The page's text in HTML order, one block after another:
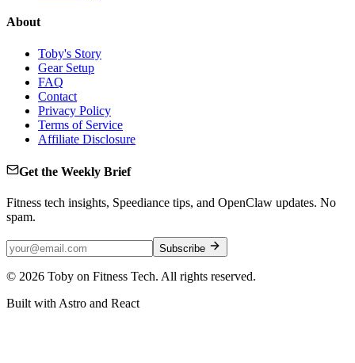
About
Toby's Story
Gear Setup
FAQ
Contact
Privacy Policy
Terms of Service
Affiliate Disclosure
Get the Weekly Brief
Fitness tech insights, Speediance tips, and OpenClaw updates. No
spam.
Subscribe
© 2026 Toby on Fitness Tech. All rights reserved.
Built with Astro and React